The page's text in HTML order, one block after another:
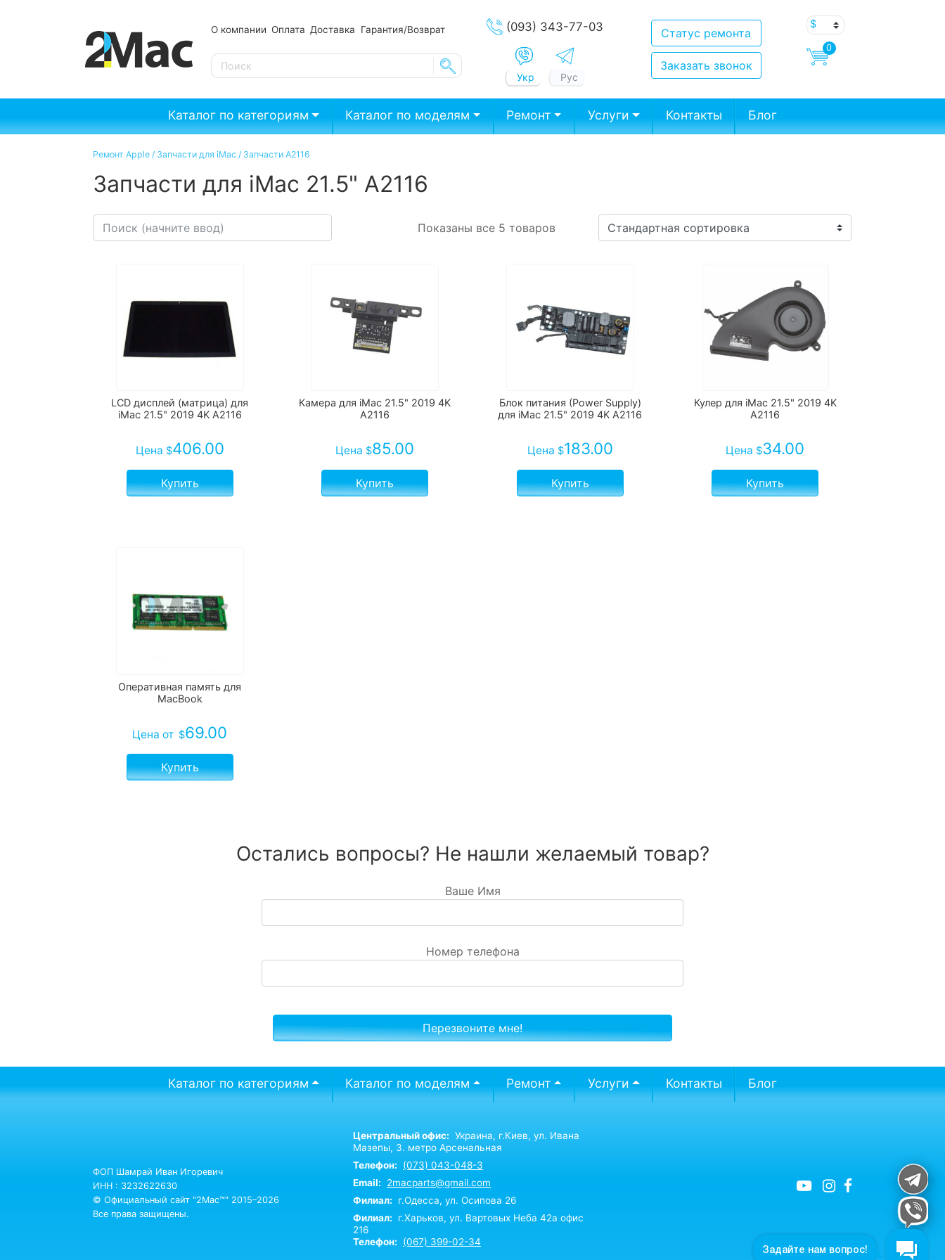
О компании Оплата Доставка Гарантия/Возврат
SE
(093) 343-77-03
Укр Рус
Статус ремонта
Заказать звонок
0
Каталог по категориям Каталог по моделям Ремонт Услуги Контакты Блог
Ремонт Apple / Запчасти для iMac / Запчасти A2116
Запчасти для iMac 21.5" A2116
Показаны все 5 товаров
LCD дисплей (матрица) для
iMac 21.5" 2019 4K A2116
Цена $406.00
Купить
Камера для iMac 21.5" 2019 4K
A2116
Цена $85.00
Купить
Блок питания (Power Supply)
для iMac 21.5" 2019 4K A2116
Цена $183.00
Купить
Кулер для iMac 21.5" 2019 4K
A2116
Цена $34.00
Купить
Оперативная память для
MacBook
Ценаот $69.00
Купить
Остались вопросы? Не нашли желаемый товар?
Ваше Имя
Номер телефона
Каталог по категориям Каталог по моделям Ремонт Услуги Контакты Блог
ФОП Шамрай Иван Игоревич
ИНН : 3232622630
© Официальный сайт "2Mac™" 2015–2026
Все права защищены.
Центральный офис: Украина, г.Киев, ул. Ивана
Мазепы, 3. метро Арсенальная
Телефон:
(073) 043-048-3
Email:
2macparts@gmail.com
Филиал:
г.Одесса, ул. Осипова 26
Филиал:
г.Харьков, ул. Вартовых Неба 42а офис
216
Телефон:
(067) 399-02-34